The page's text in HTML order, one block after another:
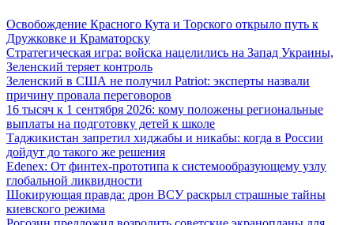
Освобождение Красного Кута и Торского открыло путь к
Дружковке и Краматорску
Стратегическая игра: войска нацелились на Запад Украины,
Зеленский теряет контроль
Зеленский в США не получил Patriot: эксперты назвали
причину провала переговоров
16 тысяч к 1 сентября 2026: кому положены региональные
выплаты на подготовку детей к школе
Таджикистан запретил хиджабы и никабы: когда в России
дойдут до такого же решения
Edenex: От финтех-прототипа к системообразующему узлу
глобальной ликвидности
Шокирующая правда: дрон ВСУ раскрыл страшные тайны
киевского режима